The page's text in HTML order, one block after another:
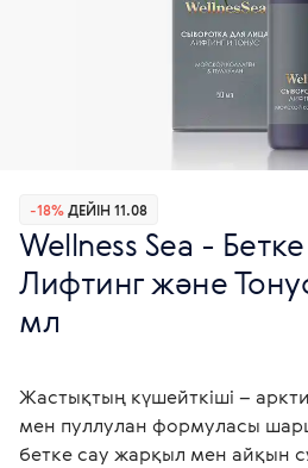
-18%ДЕЙІН 11.08
Wellness Sea -
Лифтинг және
мл
Жастықтың күшейткіші –
мен пуллулан формуласы
бетке сау жарқыл мен айқын